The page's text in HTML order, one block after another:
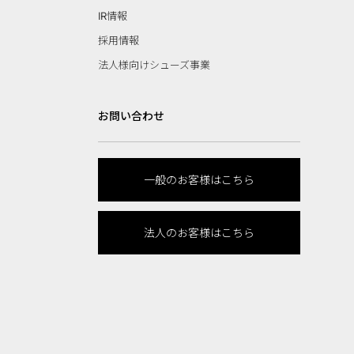
IR情報
採用情報
法人様向けシューズ事業
お問い合わせ
一般のお客様はこちら
法人のお客様はこちら